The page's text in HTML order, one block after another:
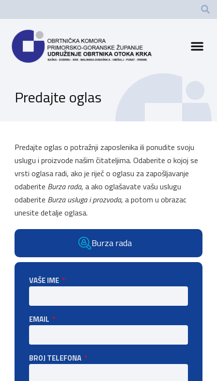
Predajte oglas
Predajte oglas o potražnji zaposlenika ili ponudite svoju
uslugu i proizvode našim čitateljima. Odaberite o kojoj se
vrsti oglasa radi, ako je riječ o oglasu za zapošljavanje
odaberite Burza rada, a ako oglašavate vašu uslugu
odaberite Burza usluga i prozvoda, a potom u obrazac
unesite detalje oglasa.
Burza rada
VAŠE IME
EMAIL
BROJ TELEFONA